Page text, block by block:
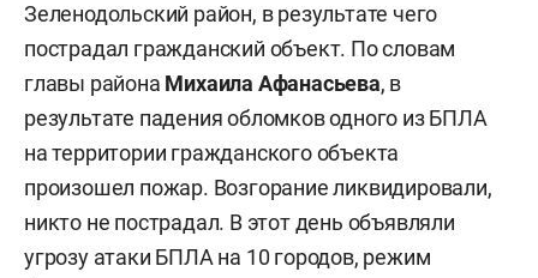
Зеленодольский район, в результате чего
пострадал гражданский объект. По словам
главы района Михаила Афанасьева, в
результате падения обломков одного из БПЛА
на территории гражданского объекта
произошел пожар. Возгорание ликвидировали,
никто не пострадал. В этот день объявляли
угрозу атаки БПЛА на 10 городов, режим